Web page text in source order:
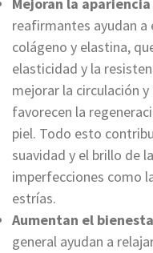
Mejoran la
reafirmantes ayudan
colágeno y elastina,
elasticidad y la
mejorar la circulación
favorecen la
piel. Todo esto
suavidad y el brillo de
imperfecciones como
estrías.
Aumentan el
general ayudan a